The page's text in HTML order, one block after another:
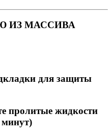
ИЗ МАССИВА
для защиты
пролитые жидкости
минут)